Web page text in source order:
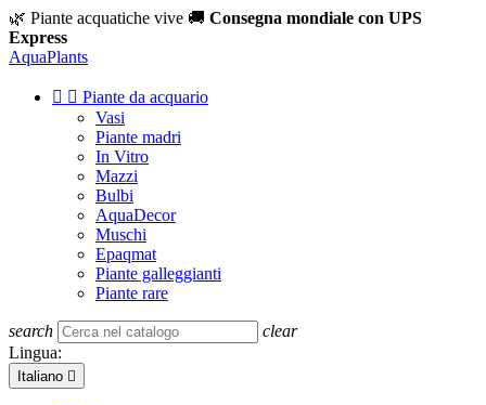
🌿 Piante acquatiche vive 🚚 Consegna mondiale con UPS
Express
AquaPlants
  Piante da acquario
Vasi
Piante madri
In Vitro
Mazzi
Bulbi
AquaDecor
Muschi
Epaqmat
Piante galleggianti
Piante rare
search
clear
Lingua:
Italiano 